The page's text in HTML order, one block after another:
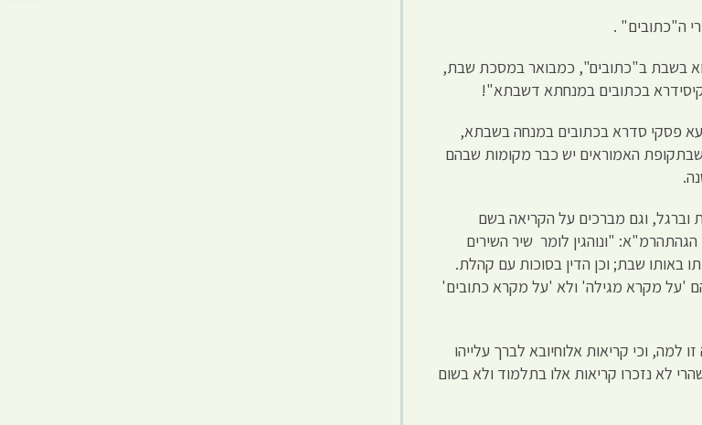
ה"כתובים" .
בשבת ב"כתובים", כמבואר במסכת שבת,
בכתובים במנחתא דשבתא"!
פסקי סדרא בכתובים במנחה בשבתא,
שבתקופת האמוראים יש כבר מקומות שבהם
וברגל, וגם מברכים על הקריאה בשם
"ונוהגין לומר שיר השירים
באותו שבת; וכן הדין בסוכות עם קהלת.
'על מקרא מגילה' ולא 'על מקרא כתובים'
וכי קריאות אלוחיובא לברך עלייהו
לא נזכרו קריאות אלו בתלמוד ולא בשום